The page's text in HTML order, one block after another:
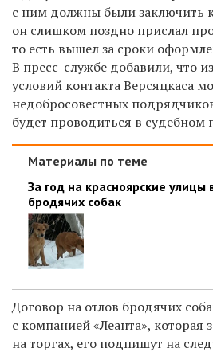
с ним должны были заключить
он слишком поздно прислал
то есть вышел за сроки
В пресс-службе добавили, что
условий контакта Версяцкаса
недобросовестных
будет проводиться в судебном
Материалы по теме
За год на красноярские улицы
бродячих собак
Договор на отлов бродячих
с компанией «Леанта», которая
на торгах, его подпишут на